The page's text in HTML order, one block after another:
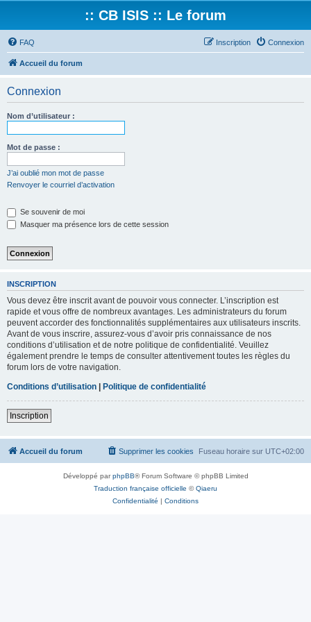
:: CB ISIS :: Le forum
FAQ Connexion
Inscription
Accueil du forum
Connexion
Nom d’utilisateur :
Mot de passe :
J’ai oublié mon mot de passe
Renvoyer le courriel d’activation
Se souvenir de moi
Masquer ma présence lors de cette session
INSCRIPTION
Vous devez être inscrit avant de pouvoir vous connecter. L’inscription est
rapide et vous offre de nombreux avantages. Les administrateurs du forum
peuvent accorder des fonctionnalités supplémentaires aux utilisateurs inscrits.
Avant de vous inscrire, assurez-vous d’avoir pris connaissance de nos
conditions d’utilisation et de notre politique de confidentialité. Veuillez
également prendre le temps de consulter attentivement toutes les règles du
forum lors de votre navigation.
Conditions d’utilisation | Politique de confidentialité
Inscription
Accueil du forum Fuseau horaire sur UTC+02:00
Supprimer les cookies
Développé parphpBB® Forum Software © phpBB Limited
Traduction française officielle ©Qiaeru
Confidentialité | Conditions